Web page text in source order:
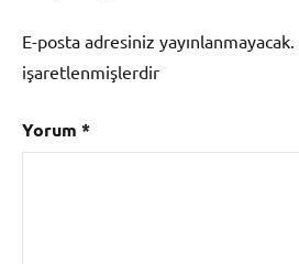
E-posta adresiniz yayınlanmayacak.
işaretlenmişlerdir
Yorum *